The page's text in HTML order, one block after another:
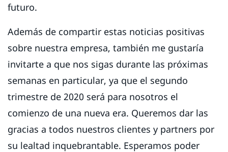
futuro.
Además de compartir estas noticias positivas
sobre nuestra empresa, también me gustaría
invitarte a que nos sigas durante las próximas
semanas en particular, ya que el segundo
trimestre de 2020 será para nosotros el
comienzo de una nueva era. Queremos dar las
gracias a todos nuestros clientes y partners por
su lealtad inquebrantable. Esperamos poder